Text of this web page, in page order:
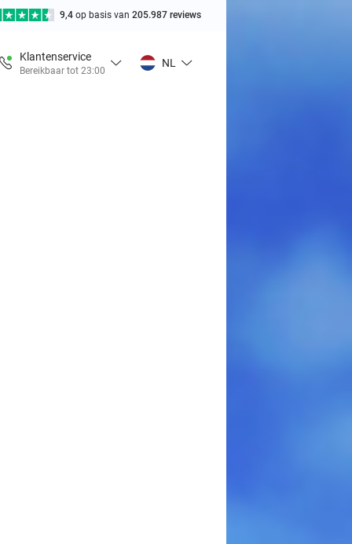
9,4 op basis van 205.987 reviews
Klantenservice
Bereikbaar tot 23:00
NL